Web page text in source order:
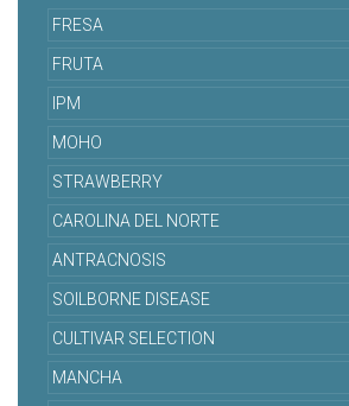
FRESA
FRUTA
IPM
MOHO
STRAWBERRY
CAROLINA DEL NORTE
ANTRACNOSIS
SOILBORNE DISEASE
CULTIVAR SELECTION
MANCHA